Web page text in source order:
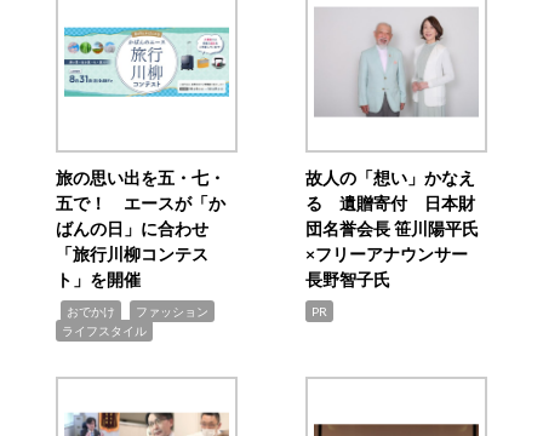
旅の思い出を五・七・
五で！ エースが「か
ばんの日」に合わせ
「旅行川柳コンテス
ト」を開催
おでかけ ファッション
ライフスタイル
故人の「想い」かなえ
る 遺贈寄付 日本財
団名誉会長 笹川陽平氏
×フリーアナウンサー
長野智子氏
PR